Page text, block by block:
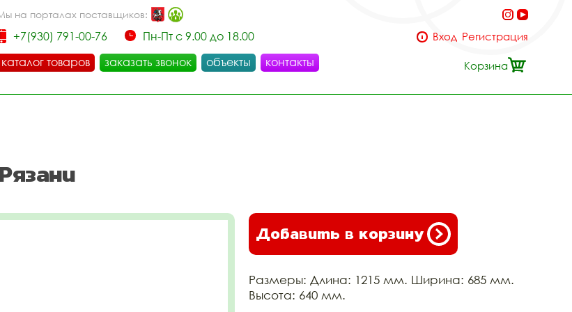
на порталах поставщиков:
+7(930) 791-00-76
Пн-Пт с 9.00 до 18.00
каталог товаров
заказать звонок объекты контакты
Вход Регистрация
Корзина
Добавить в корзину
Размеры: Длина: 1215 мм. Ширина: 685 мм.
Высота: 640 мм.